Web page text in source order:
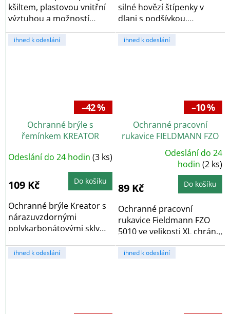
kšiltem, plastovou vnitřní
výztuhou a možností
nastavení...
silné hovězí štípenky v
dlani s podšívkou,
bavlněné tkaniny na...
ihned k odeslání
–42 %
Ochranné brýle s
řemínkem KREATOR
Odeslání do 24 hodin (3 ks)
109 Kč Do košíku
Ochranné brýle Kreator s
nárazuvzdornými
polykarbonátovými skly
ihned k odeslání
–10 %
Ochranné pracovní
rukavice FIELDMANN FZO
5010
5,0
z
5
Odeslání do 24
hodin(2 ks)
89 Kč Do košíku
Ochranné pracovní
rukavice Fieldmann FZO
5010 ve velikosti XL chrání
ruce při práci na...
ihned k odeslání ihned k odeslání